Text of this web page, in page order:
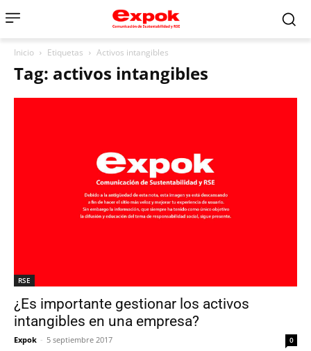
Inicio Etiquetas Activos intangibles
Tag: activos intangibles
RSE
¿Es importante gestionar los activos
intangibles en una empresa?
Expok - 5 septiembre 2017 0